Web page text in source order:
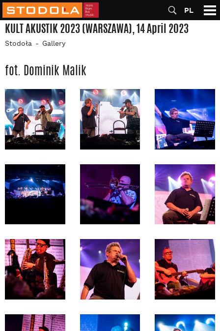
PL
KULT AKUSTIK 2023 (WARSZAWA), 14 April 2023
Stodoła Gallery
fot. Dominik Malik